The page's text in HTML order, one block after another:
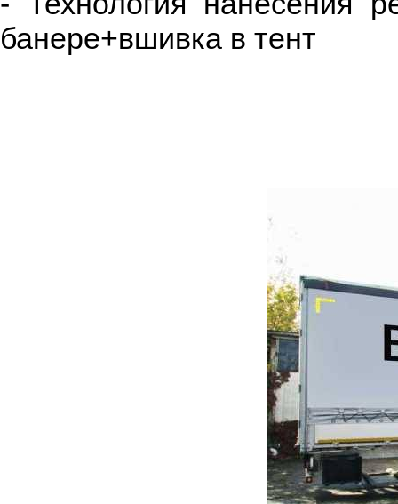
банере+вшивка в тент